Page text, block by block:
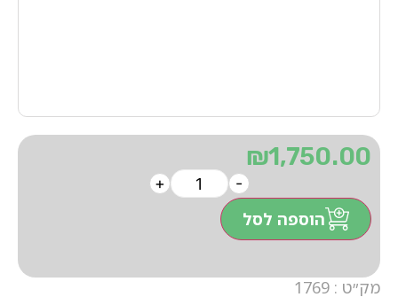
מק״ט : 1769
₪1,750.00
-
+
הוספה לסל